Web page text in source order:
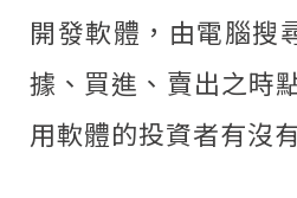
開發軟體，由電腦搜
據、買進、賣出之時
用軟體的投資者有沒